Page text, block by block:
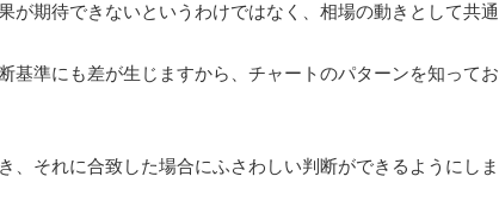
が期待できないというわけではなく、相場の動きとして共通
基準にも差が生じますから、チャートのパターンを知ってお
、それに合致した場合にふさわしい判断ができるようにしま